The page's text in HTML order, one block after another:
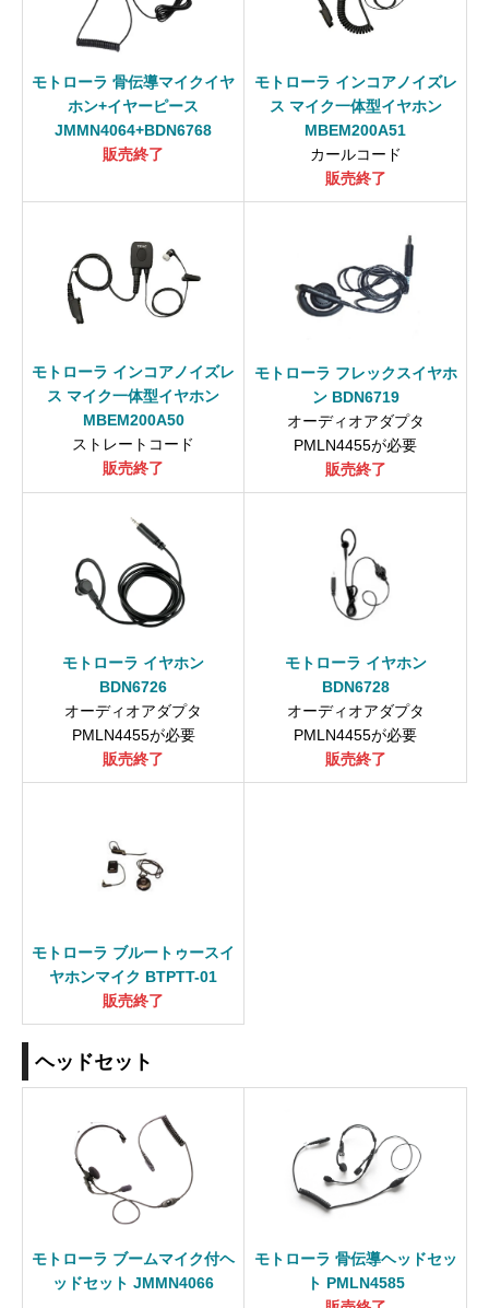
モトローラ 骨伝導マイクイヤ
ホン+イヤーピース
JMMN4064+BDN6768
販売終了
モトローラ インコアノイズレ
ス マイク一体型イヤホン
MBEM200A51
カールコード
販売終了
モトローラ インコアノイズレ
ス マイク一体型イヤホン
MBEM200A50
ストレートコード
販売終了
モトローラ フレックスイヤホ
ン BDN6719
オーディオアダプタ
PMLN4455が必要
販売終了
モトローラ イヤホン
BDN6726
オーディオアダプタ
PMLN4455が必要
販売終了
モトローラ イヤホン
BDN6728
オーディオアダプタ
PMLN4455が必要
販売終了
モトローラ ブルートゥースイ
ヤホンマイク BTPTT-01
販売終了
ヘッドセット
モトローラ ブームマイク付ヘ
ッドセット JMMN4066
モトローラ 骨伝導ヘッドセッ
ト PMLN4585